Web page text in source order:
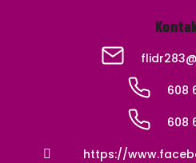
flidr283@
608
608
https://